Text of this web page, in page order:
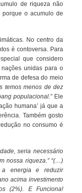
de riqueza não
porque o acumulo de
No centro da
é contoversa. Para
que considero
unidas para o
de defesa do meio
temos menos de dez
populacional.” Ele
humana’ já que a
Também gosto
no consumo é
seria necessário
nossa riqueza.” “(…)
a energia e reduzir
acima investimento
(2%). E Funciona!